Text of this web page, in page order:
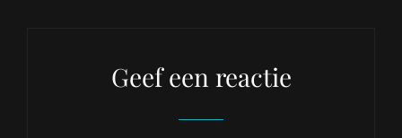
Geef een reactie